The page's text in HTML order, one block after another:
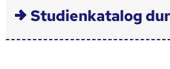
Studienkatalog